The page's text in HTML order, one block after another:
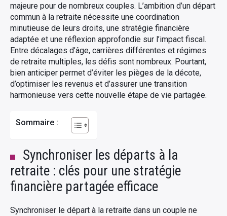
majeure pour de nombreux couples. L’ambition d’un départ
commun à la retraite nécessite une coordination
minutieuse de leurs droits, une stratégie financière
adaptée et une réflexion approfondie sur l’impact fiscal.
Entre décalages d’âge, carrières différentes et régimes
de retraite multiples, les défis sont nombreux. Pourtant,
bien anticiper permet d’éviter les pièges de la décote,
d’optimiser les revenus et d’assurer une transition
harmonieuse vers cette nouvelle étape de vie partagée.
Sommaire :
Synchroniser les départs à la
retraite : clés pour une stratégie
financière partagée efficace
Synchroniser le départ à la retraite dans un couple ne